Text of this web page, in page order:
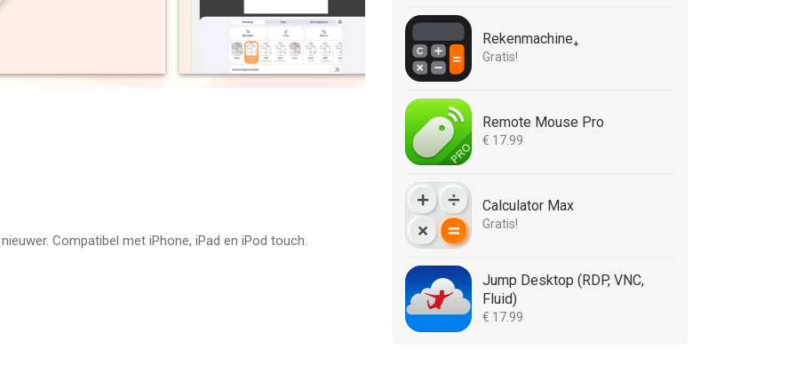
Compatibel met iPhone, iPad en iPod touch.
Rekenmachine₊
Gratis!
Remote Mouse Pro
€ 17.99
Calculator Max
Gratis!
Jump Desktop (RDP, VNC,
Fluid)
€ 17.99